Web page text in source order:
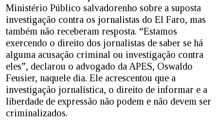
Ministério Público salvadorenho sobre a suposta
investigação contra os jornalistas do El Faro, mas
também não receberam resposta. “Estamos
exercendo o direito dos jornalistas de saber se há
alguma acusação criminal ou investigação contra
eles”, declarou o advogado da APES, Oswaldo
Feusier, naquele dia. Ele acrescentou que a
investigação jornalística, o direito de informar e a
liberdade de expressão não podem e não devem ser
criminalizados.